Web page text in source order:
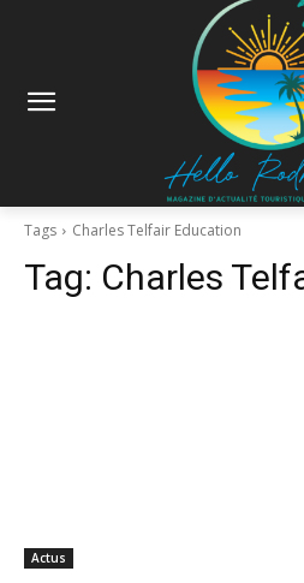
Tags Charles Telfair Education
Tag: Charles
Actus